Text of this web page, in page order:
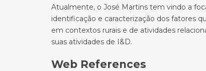
Atualmente, o José Martins tem vindo a
identificação e caracterização dos fatores
em contextos rurais e de atividades
suas atividades de I&D.
Web References